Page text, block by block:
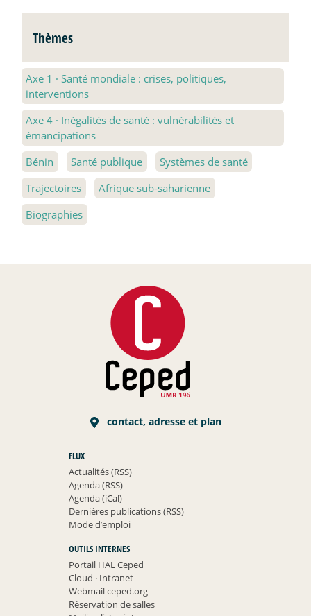
Thèmes
Axe 1 · Santé mondiale : crises, politiques,
interventions
Axe 4 · Inégalités de santé : vulnérabilités et
émancipations
Bénin
Santé publique
Systèmes de santé
Trajectoires
Afrique sub-saharienne
Biographies
contact, adresse et plan
FLUX
Actualités (RSS)
Agenda (RSS)
Agenda (iCal)
Dernières publications (RSS)
Mode d’emploi
OUTILS INTERNES
Portail HAL Ceped
Cloud ·Intranet
Webmail ceped.org
Réservation de salles